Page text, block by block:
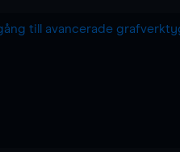
till avancerade